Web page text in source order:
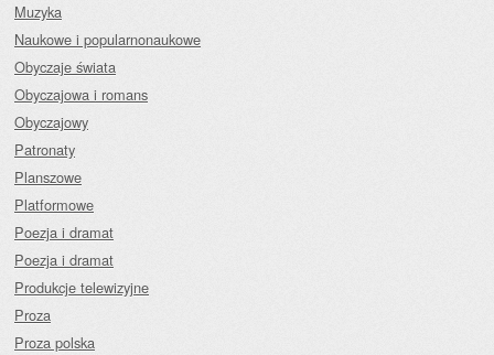
Muzyka
Naukowe i popularnonaukowe
Obyczaje świata
Obyczajowa i romans
Obyczajowy
Patronaty
Planszowe
Platformowe
Poezja i dramat
Poezja i dramat
Produkcje telewizyjne
Proza
Proza polska